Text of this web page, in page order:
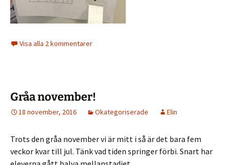
Visa alla 2 kommentarer
Gråa november!
18 november, 2016 Okategoriserade Elin
Trots den gråa november vi är mitt i så är det bara fem
veckor kvar till jul. Tänk vad tiden springer förbi. Snart har